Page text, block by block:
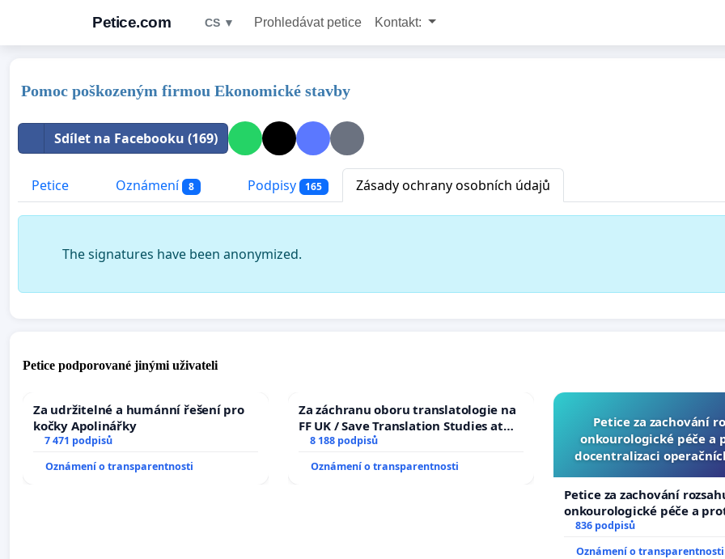
Petice.com CS ▼ Prohledávat petice Kontakt:
Pomoc poškozeným firmou Ekonomické stavby
Sdílet na Facebooku (169)
Petice Oznámení 8 Podpisy 165 Zásady ochrany osobních údajů
The signatures have been anonymized.
Petice podporované jinými uživateli
Za udržitelné a humánní řešení pro
kočky Apolinářky
7 471 podpisů
Oznámení o transparentnosti
Za záchranu oboru translatologie na
FF UK / Save Translation Studies at
the Faculty of Arts, Charles
8 188 podpisů
Oznámení o transparentnosti
Petice za zachování
onkourologické péče a
docentralizaci
Petice za zachování
onkourologické péče a
docentralizaci operačních
836 podpisů
Oznámení o transparentnosti